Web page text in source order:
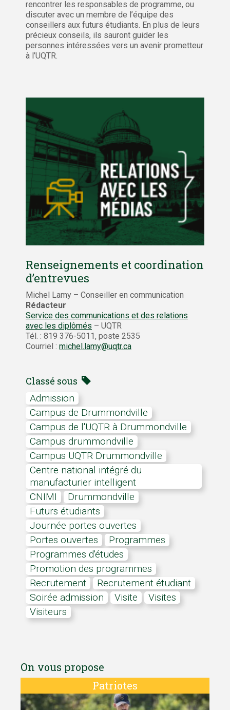
rencontrer les responsables de programme, ou
discuter avec un membre de l’équipe des
conseillers aux futurs étudiants. En plus de leurs
précieux conseils, ils sauront guider les
personnes intéressées vers un avenir prometteur
à l’UQTR.
Renseignements et coordination
d’entrevues
Michel Lamy – Conseiller en communication
Rédacteur
Service des communications et des relations
avec les diplômés – UQTR
Tél. : 819 376-5011, poste 2535
Courriel : michel.lamy@uqtr.ca
Classé sous
admission
campus de Drummondville
campus de l'UQTR à Drummondville
campus drummondville
Campus UQTR Drummondville
Centre national intégré du
manufacturier intelligent
CNIMI
Drummondville
Futurs étudiants
Journée portes ouvertes
portes ouvertes
programmes
Programmes d'études
Promotion des programmes
recrutement
Recrutement étudiant
Soirée admission
visite
visites
visiteurs
On vous propose
Patriotes